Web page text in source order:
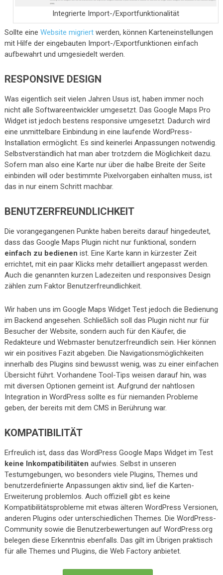
Integrierte Import-/Exportfunktionalität
Sollte eine Website migriertwerden, können Karteneinstellungen
mit Hilfe der eingebauten Import-/Exportfunktionen einfach
aufbewahrt und umgesiedelt werden.
RESPONSIVE DESIGN
Was eigentlich seit vielen Jahren Usus ist, haben immer noch
nicht alle Softwareentwickler umgesetzt. Das Google Maps Pro
Widget ist jedoch bestens responsive umgesetzt. Dadurch wird
eine unmittelbare Einbindung in eine laufende WordPress-
Installation ermöglicht. Es sind keinerlei Anpassungen notwendig.
Selbstverständlich hat man aber trotzdem die Möglichkeit dazu.
Sofern man also eine Karte nur über die halbe Breite der Seite
einbinden will oder bestimmte Pixelvorgaben einhalten muss, ist
das in nur einem Schritt machbar.
BENUTZERFREUNDLICHKEIT
Die vorangegangenen Punkte haben bereits darauf hingedeutet,
dass das Google Maps Plugin nicht nur funktional, sondern
einfach zu bedienen ist. Eine Karte kann in kürzester Zeit
errichtet, mit ein paar Klicks mehr detailliert angepasst werden.
Auch die genannten kurzen Ladezeiten und responsives Design
zählen zum Faktor Benutzerfreundlichkeit.
Wir haben uns im Google Maps Widget Test jedoch die Bedienung
im Backend angesehen. Schließlich soll das Plugin nicht nur für
Besucher der Website, sondern auch für den Käufer, die
Redakteure und Webmaster benutzerfreundlich sein. Hier können
wir ein positives Fazit abgeben. Die Navigationsmöglichkeiten
innerhalb des Plugins sind bewusst wenig, was zu einer einfachen
Übersicht führt. Vorhandene Tool-Tips weisen darauf hin, was
mit diversen Optionen gemeint ist. Aufgrund der nahtlosen
Integration in WordPress sollte es für niemanden Probleme
geben, der bereits mit dem CMS in Berührung war.
KOMPATIBILITÄT
Erfreulich ist, dass das WordPress Google Maps Widget im Test
keine Inkompatibilitäten aufwies. Selbst in unseren
Testumgebungen, wo besonders viele Plugins, Themes und
benutzerdefinierte Anpassungen aktiv sind, lief die Karten-
Erweiterung problemlos. Auch offiziell gibt es keine
Kompatibilitätsprobleme mit etwas älteren WordPress Versionen,
anderen Plugins oder unterschiedlichen Themes. Die WordPress-
Community sowie die Benutzerbewertungen auf WordPress.org
belegen diese Erkenntnis ebenfalls. Das gilt im Übrigen praktisch
für alle Themes und Plugins, die Web Factory anbietet.